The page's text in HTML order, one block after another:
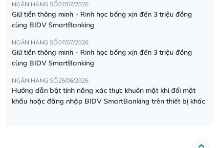
NGÂN HÀNG SỐ07/07/2026
Giữ tiền thông minh - Rinh học bổng xịn đến 3 triệu đồng
cùng BIDV SmartBanking
NGÂN HÀNG SỐ07/07/2026
Giữ tiền thông minh - Rinh học bổng xịn đến 3 triệu đồng
cùng BIDV SmartBanking
NGÂN HÀNG SỐ25/06/2026
Hướng dẫn bật tính năng xác thực khuôn mặt khi đổi mật
khẩu hoặc đăng nhập BIDV SmartBanking trên thiết bị khác